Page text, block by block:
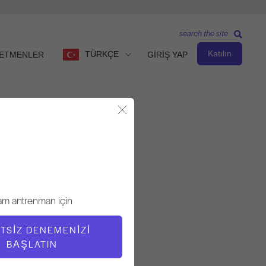
TÜRKÇE GİRİŞ YAP Katılın
search the site
antrenman için
DENEMENIZI
BAŞLATIN
Victoria Torrie-Capan
VIDEO ZAMANI
1:19:01